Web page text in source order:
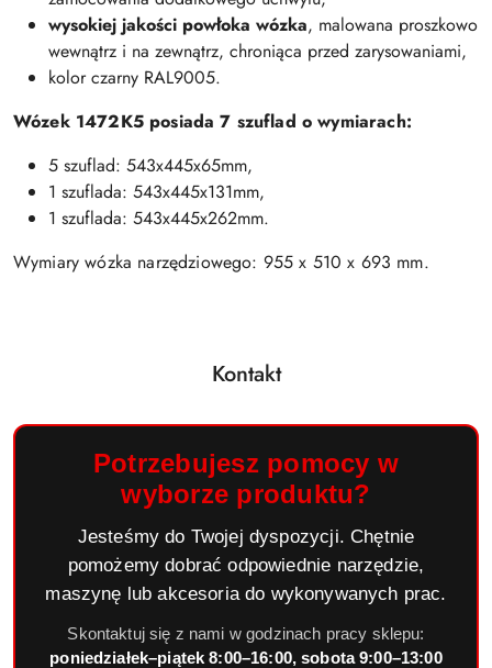
wysokiej jakości powłoka wózka, malowana proszkowo
wewnątrz i na zewnątrz, chroniąca przed zarysowaniami,
kolor czarny RAL9005.
Wózek 1472K5 posiada 7 szuflad o wymiarach:
5 szuflad: 543x445x65mm,
1 szuflada: 543x445x131mm,
1 szuflada: 543x445x262mm.
Wymiary wózka narzędziowego: 955 x 510 x 693 mm.
Kontakt
Potrzebujesz pomocy w
wyborze produktu?
Jesteśmy do Twojej dyspozycji. Chętnie
pomożemy dobrać odpowiednie narzędzie,
maszynę lub akcesoria do wykonywanych prac.
Skontaktuj się z nami w godzinach pracy sklepu:
poniedziałek–piątek 8:00–16:00, sobota 9:00–13:00